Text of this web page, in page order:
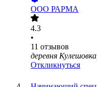
ООО РАРМА
4.3
•
11 отзывов
деревня
Откликнуться